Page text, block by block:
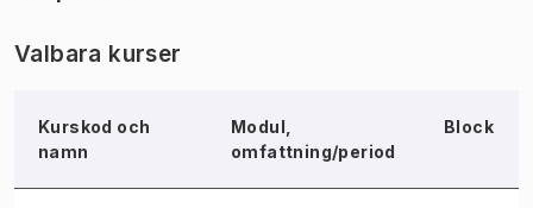
Valbara kurser
Kurskod och
namn
Modul,
omfattning/period
Block